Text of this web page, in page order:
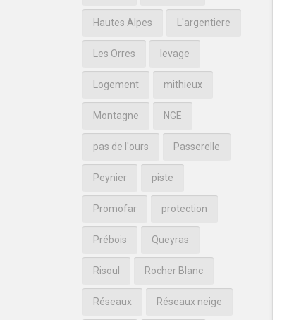
Hautes Alpes L'argentiere
Les Orres levage
Logement mithieux
Montagne NGE
pas de l'ours Passerelle
Peynier piste
Promofar protection
Prébois Queyras
Risoul Rocher Blanc
Réseaux Réseaux neige